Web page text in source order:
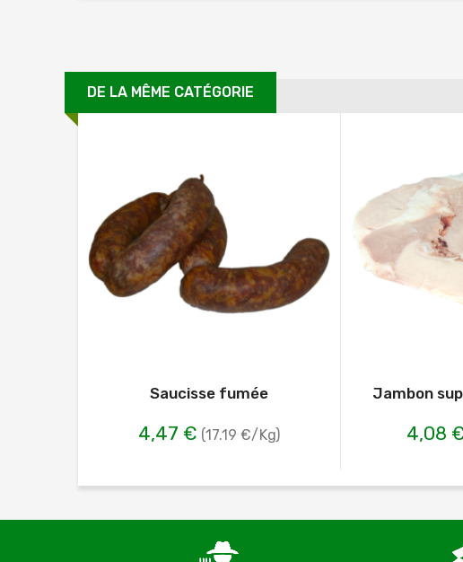
DE LA MÊME CATÉGORIE
Saucisse fumée
4,47 € (17.19 €/Kg)
Jambon
4,08